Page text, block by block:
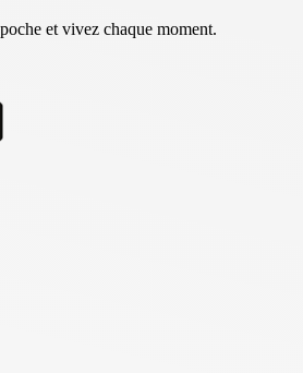
et vivez chaque moment.